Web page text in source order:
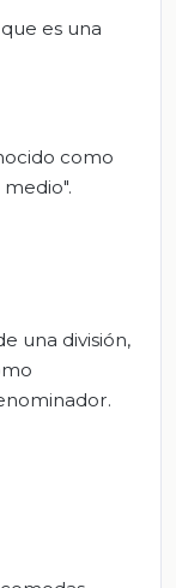
es una
como
una división,